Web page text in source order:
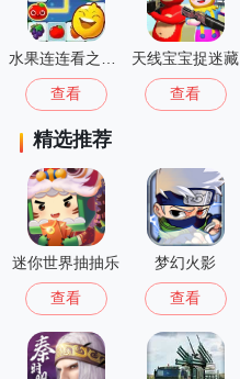
查看
天线宝宝捉迷藏
查看
精选推荐
迷你世界抽抽乐
查看
梦幻火影
查看